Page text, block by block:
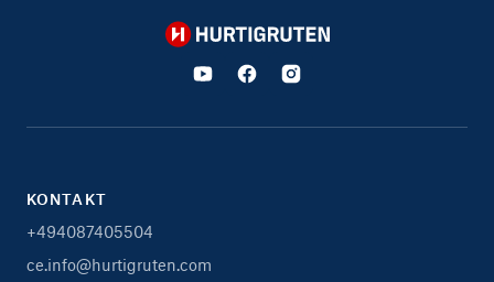
Hurtigruten
KONTAKT
+494087405504
ce.info@hurtigruten.com